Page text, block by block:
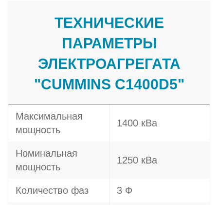
ТЕХНИЧЕСКИЕ
ПАРАМЕТРЫ
ЭЛЕКТРОАГРЕГАТА
"CUMMINS C1400D5"
Максимальная
мощность
1400 кВа
Номинальная
мощность
1250 кВа
Количество фаз 3 Ф